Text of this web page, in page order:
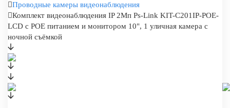
Проводные камеры видеонаблюдения
Комплект видеонаблюдения IP 2Мп Ps-Link KIT-C201IP-POE-
LCD с POE питанием и монитором 10", 1 уличная камера с
ночной съёмкой